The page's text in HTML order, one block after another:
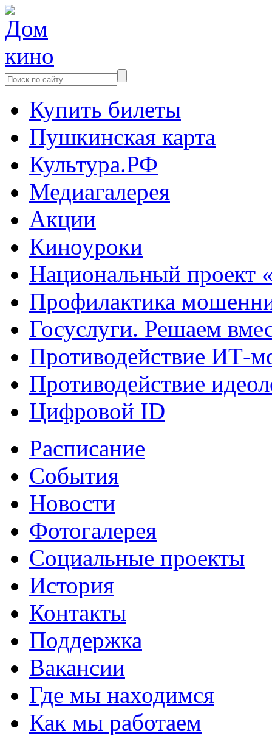
Купить билеты
Пушкинская карта
Культура.РФ
Медиагалерея
Акции
Киноуроки
Национальный проект
Профилактика
Госуслуги. Решаем
Противодействие ИТ-
Противодействие
Цифровой ID
Расписание
События
Новости
Фотогалерея
Социальные проекты
История
Контакты
Поддержка
Вакансии
Где мы находимся
Как мы работаем